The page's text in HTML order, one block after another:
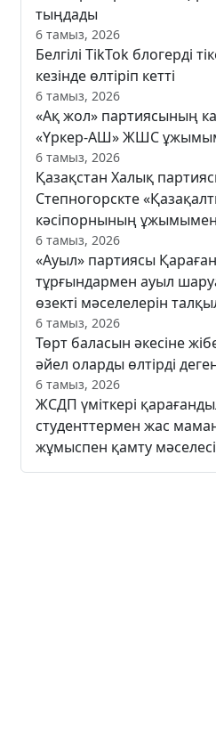
тыңдады
6 тамыз, 2026
Белгілі TikTok блогерді
кезінде өлтіріп кетті
6 тамыз, 2026
«Ақ жол» партиясының
«Үркер-АШ» ЖШС
6 тамыз, 2026
Қазақстан Халық
Степногорскте
кәсіпорнының ұжымымен
6 тамыз, 2026
«Ауыл» партиясы
тұрғындармен ауыл
өзекті мәселелерін
6 тамыз, 2026
Төрт баласын әкесіне
әйел оларды өлтірді деген
6 тамыз, 2026
ЖСДП үміткері
студенттермен жас
жұмыспен қамту